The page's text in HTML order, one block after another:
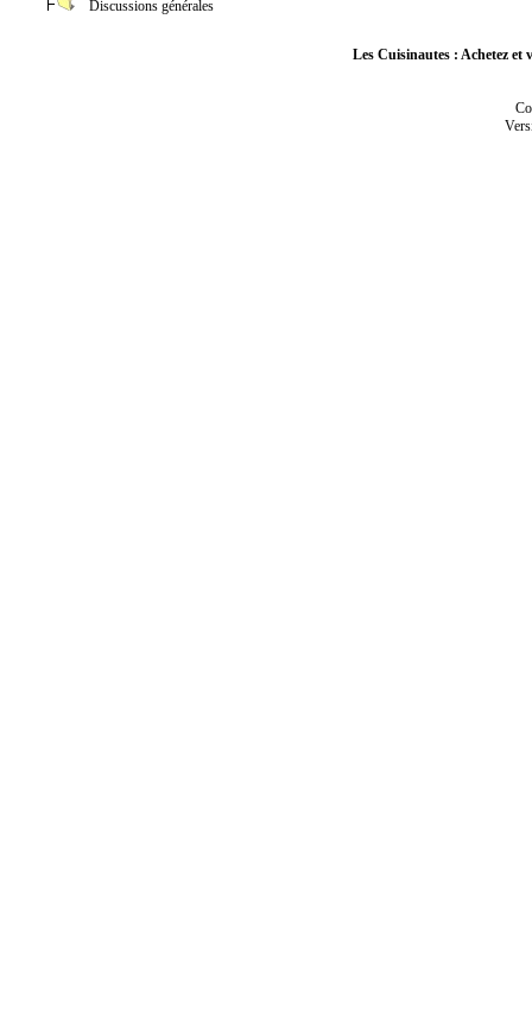
Discussions générales
Les Cuisinautes : Achetez et